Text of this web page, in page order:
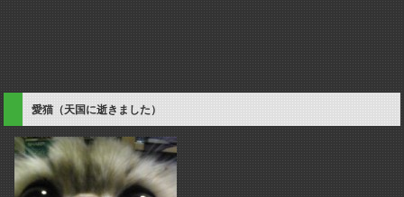
愛猫（天国に逝きました）